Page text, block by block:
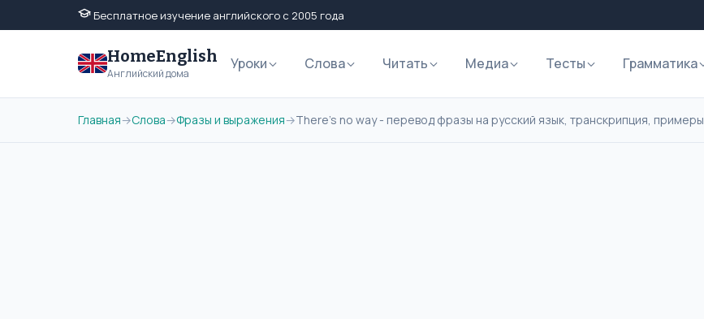
Бесплатное изучение английского с 2005 года
HomeEnglish
Английский дома
Уроки Слова Читать Медиа Тесты Грамматика
Главная→Слова→Фразы и выражения→There's no way - перевод фразы на русский язык, транскрипция, примеры